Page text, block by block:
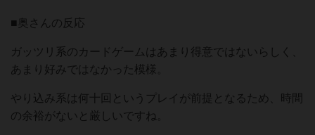
■奥さんの反応
ガッツリ系のカードゲームはあまり得意ではないらしく、
あまり好みではなかった模様。
やり込み系は何十回というプレイが前提となるため、時間
の余裕がないと厳しいですね。